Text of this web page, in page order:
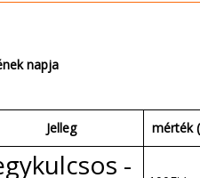
napja
Jelleg mérték
-